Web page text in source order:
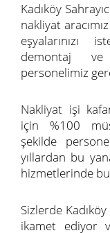
Kadıköy
nakliyat
eşyalarınızı
demontaj
personelimiz
Nakliyat işi
için %100
şekilde
yıllardan bu
hizmetlerinde
Sizlerde
ikamet ediyor